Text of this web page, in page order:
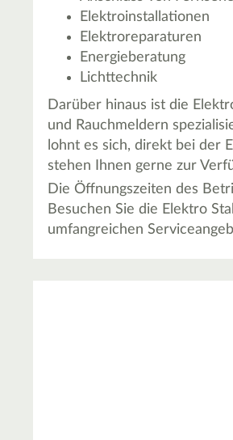
Elektroinstallationen
Elektroreparaturen
Energieberatung
Lichttechnik
Darüber hinaus ist die
und Rauchmeldern
lohnt es sich, direkt bei der
stehen Ihnen gerne zur
Die Öffnungszeiten des
Besuchen Sie die Elektro
umfangreichen